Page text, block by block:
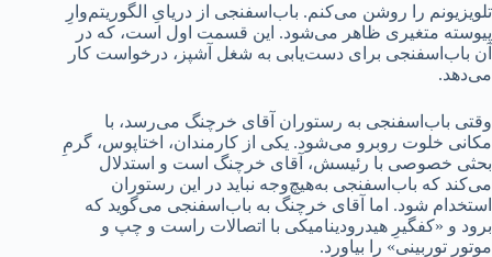
تلویزیونم را روشن می‌کنم. باب‌اسفنجی از دریایِ الگوریتم‌وارِ
پیوسته متغیری ظاهر می‌شود. این قسمت اول است، که در
آن باب‌اسفنجی برای دست‌یابی به شغل آشپز، درخواست کار
می‌دهد.
وقتی باب‌اسفنجی به رستوران آقای خرچنگ می‌رسد، با
مکانی خلوت روبرو می‌شود. یکی از کارمندان، اختاپوس، گرمِ
بحثی خصوصی با رئیسش، آقای خرچنگ است و استدلال
می‌کند که باب‌اسفنجی به‌هیچ‌وجه نباید در این رستوران
استخدام شود. اما آقای خرچنگ به باب‌اسفنجی می‌گوید که
برود و «کفگیرِ هیدرودینامیکی با اتصالات راست و چپ و
موتور توربینی» را بیاورد.